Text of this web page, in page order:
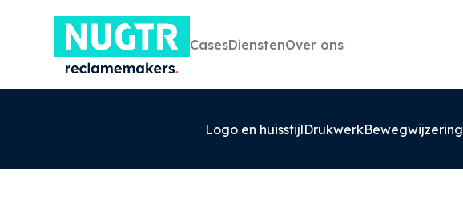
CasesDienstenOver ons
Logo en huisstijlDrukwerkBewegwijzering